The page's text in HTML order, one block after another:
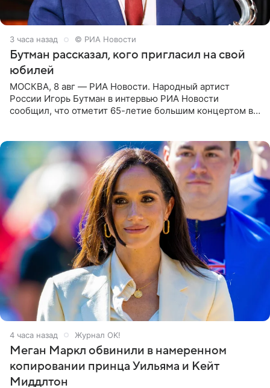
3 часа назад © РИА Новости
Бутман рассказал, кого пригласил на свой
юбилей
МОСКВА, 8 авг — РИА Новости. Народный артист
России Игорь Бутман в интервью РИА Новости
сообщил, что отметит 65-летие большим концертом в
4 часа назад Журнал OK!
Меган Маркл обвинили в намеренном
копировании принца Уильяма и Кейт
Миддлтон